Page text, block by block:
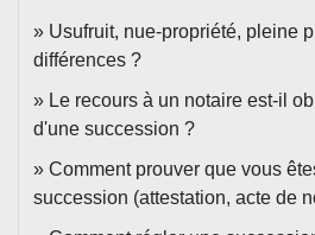
Usufruit, nue-propriété, pleine
différences ?
Le recours à un notaire est-il
d'une succession ?
Comment prouver que vous
succession (attestation, acte de